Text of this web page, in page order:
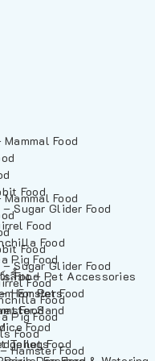
Food
Food
Sugar Glider Food
Food
Food
Pig Food
Food
Hamster Food
Food
Food
Sugar Glider Food
Food
Food
Pig Food
Food
Hamster Food
Food
Food
Food
ลี้ยง – Pet Accessories
For Pets
Sand
Toilets